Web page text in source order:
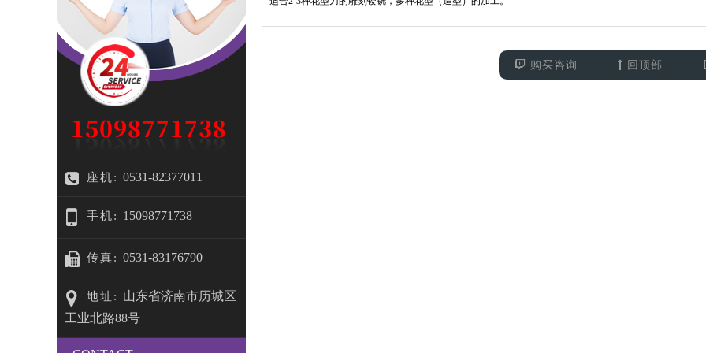
座机: 0531-82377011
手机: 15098771738
传真: 0531-83176790
地址: 山东省济南市历城区
工业北路88号
购买咨询 回顶部